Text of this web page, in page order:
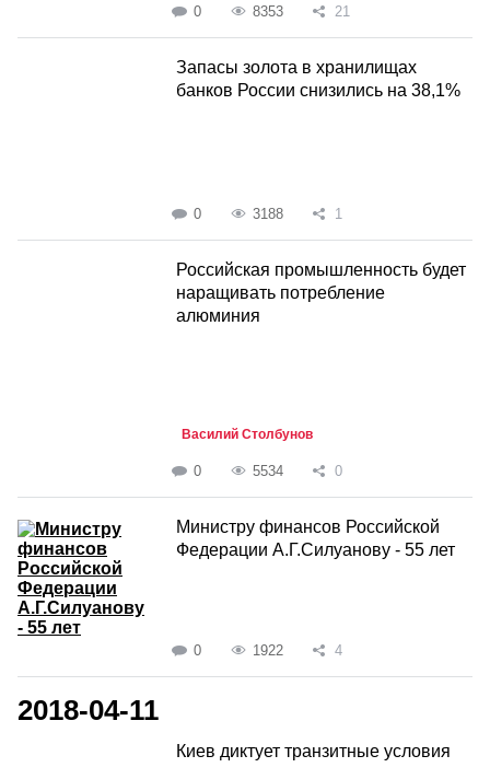
0 8353 21
Запасы золота в хранилищах
банков России снизились на 38,1%
0 3188 1
Российская промышленность будет
наращивать потребление
алюминия
Василий Столбунов
0 5534 0
Министру финансов Российской
Федерации А.Г.Силуанову - 55 лет
0 1922 4
2018-04-11
Киев диктует транзитные условия